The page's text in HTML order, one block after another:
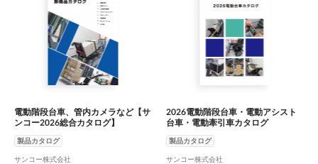
電動階段台車、管内カメラなど【サ
ンコー2026総合カタログ】
製品カタログ
サンコー株式会社
2026電動階段台車・電動アシスト
台車・電動牽引車カタログ
製品カタログ
サンコー株式会社